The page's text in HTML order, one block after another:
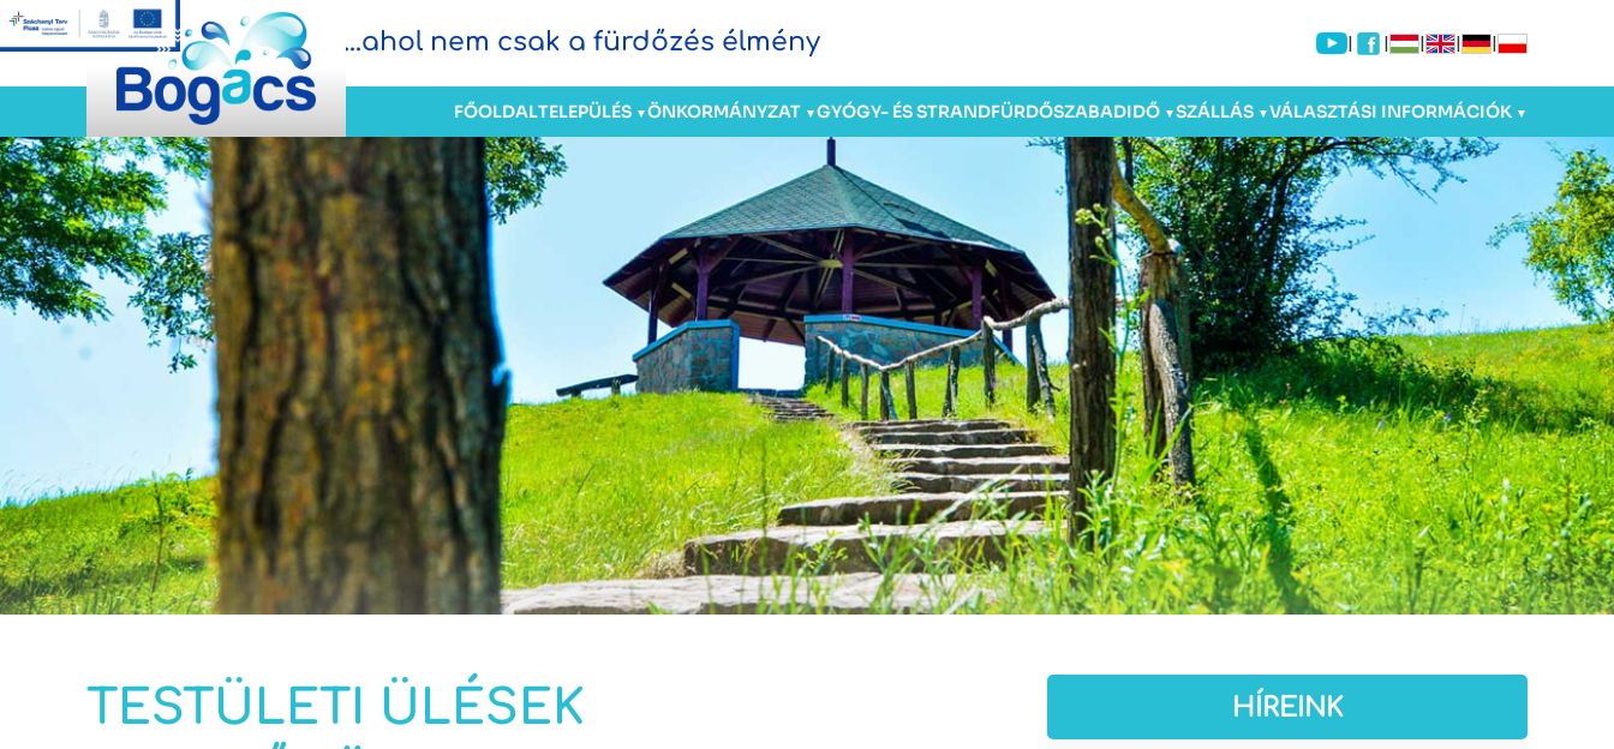
...ahol nem csak a fürdőzés élmény | | | | |
FŐOLDALTELEPÜLÉS ▼ÖNKORMÁNYZAT ▼GYÓGY- ÉS STRANDFÜRDŐSZABADIDŐ ▼SZÁLLÁS ▼VÁLASZTÁSI INFORMÁCIÓK ▼
TESTÜLETI ÜLÉSEK
HÍREINK